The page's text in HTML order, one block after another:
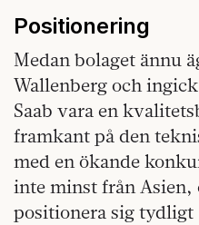
Positionering
Medan bolaget ännu
Wallenberg och
Saab vara en
framkant på den
med en ökande
inte minst från Asien,
positionera sig